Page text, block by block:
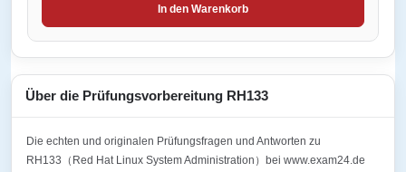
In den Warenkorb
Über die Prüfungsvorbereitung RH133
Die echten und originalen Prüfungsfragen und Antworten zu
RH133（Red Hat Linux System Administration）bei www.exam24.de